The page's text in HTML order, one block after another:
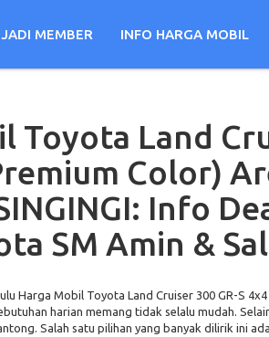
MEMBER INFO HARGA MOBIL
Toyota Land
Color)
Info
SM Amin &
Harga Mobil Toyota Land Cruiser 300 GR-S
harian memang tidak selalu mudah.
Salah satu pilihan yang banyak dilirik ini